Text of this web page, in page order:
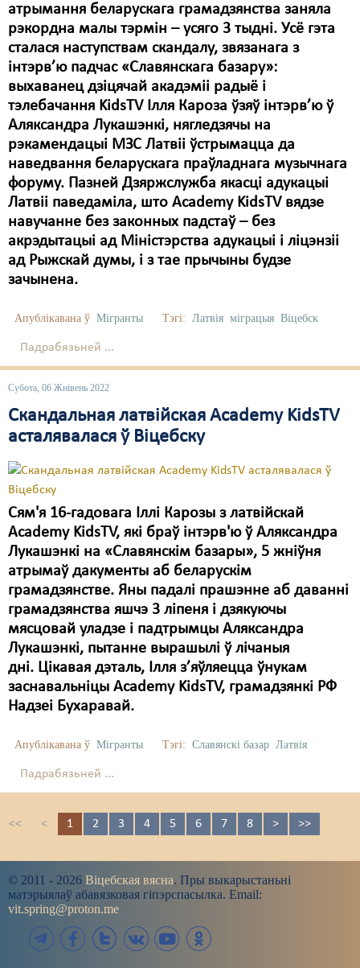
атрымання беларускага грамадзянства заняла
рэкордна малы тэрмін – усяго 3 тыдні. Усё гэта
сталася наступствам скандалу, звязанага з
інтэрв’ю падчас «Славянскага базару»:
выхаванец дзіцячай акадэміі радыё і
тэлебачання KidsTV Ілля Кароза ўзяў інтэрв’ю ў
Аляксандра Лукашэнкі, нягледзячы на
рэкамендацыі МЗС Латвіі ўстрымацца да
наведвання беларускага праўладнага музычнага
форуму. Пазней Дзяржслужба якасці адукацыі
Латвіі паведаміла, што Academy KidsTV вядзе
навучанне без законных падстаў – без
акрэдытацыі ад Міністэрства адукацыі і ліцэнзіі
ад Рыжскай думы, і з тае прычыны будзе
зачынена.
Апублікавана ў Мігранты Тэгі: Латвія міграцыя Віцебск
Падрабязьней ...
Субота, 06 Жнівень 2022
Скандальная латвійская Academy KidsTV
асталявалася ў Віцебску
Сям'я 16-гадовага Іллі Карозы з латвійскай
Academy KidsTV, які браў інтэрв'ю ў Аляксандра
Лукашэнкі на «Славянскім базары», 5 жніўня
атрымаў дакументы аб беларускім
грамадзянстве. Яны падалі прашэнне аб даванні
грамадзянства яшчэ 3 ліпеня і дзякуючы
мясцовай уладзе і падтрымцы Аляксандра
Лукашэнкі, пытанне вырашылі ў лічаныя
дні. Цікавая дэталь, Ілля з’яўляецца ўнукам
заснавальніцы Academy KidsTV, грамадзянкі РФ
Надзеі Бухаравай.
Апублікавана ў Мігранты Тэгі: Славянскі базар Латвія
Падрабязьней ...
<< < 1 2 3 4 5 6 7 8 > >>
© 2011 - 2026 Віцебская вясна. Пры выкарыстаньні
матэрыялаў абавязковая гіпэрспасылка. Email:
vit.spring@proton.me